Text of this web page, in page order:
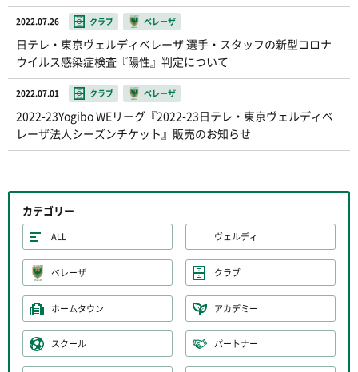
2022.07.26 クラブ ベレーザ
日テレ・東京ヴェルディベレーザ 選手・スタッフの新型コロナ
ウイルス感染症検査『陽性』判定について
2022.07.01 クラブ ベレーザ
2022-23Yogibo WEリーグ『2022-23日テレ・東京ヴェルディベ
レーザ法人シーズンチケット』販売のお知らせ
カテゴリー
ALL ヴェルディ
ベレーザ クラブ
ホームタウン アカデミー
スクール パートナー